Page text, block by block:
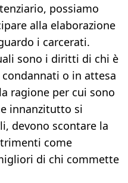
possiamo
alla elaborazione
i carcerati.
sono i diritti di chi è
o in attesa
ragione per cui sono
innanzitutto si
devono scontare la
come
di chi commette